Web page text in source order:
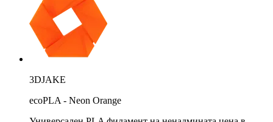
3DJAKE
ecoPLA - Neon Orange